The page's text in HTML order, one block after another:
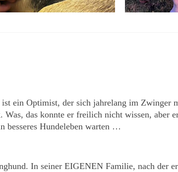
ein Optimist, der sich jahrelang im Zwinger
das konnte er freilich nicht wissen, aber
besseres Hundeleben warten …
In seiner EIGENEN Familie, nach der